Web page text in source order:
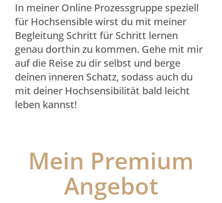
In meiner Online Prozessgruppe speziell
für Hochsensible wirst du mit meiner
Begleitung Schritt für Schritt lernen
genau dorthin zu kommen. Gehe mit mir
auf die Reise zu dir selbst und berge
deinen inneren Schatz, sodass auch du
mit deiner Hochsensibilität bald leicht
leben kannst!
Mein Premium
Angebot